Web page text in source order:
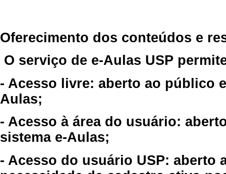
Oferecimento dos conteúdos e
O serviço de e-Aulas USP
- Acesso livre: aberto ao público
Aulas;
- Acesso à área do usuário:
sistema e-Aulas;
- Acesso do usuário USP: aberto